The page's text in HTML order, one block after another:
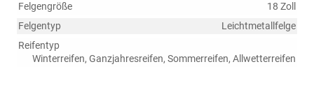
Felgengröße
18 Zoll
Felgentyp
Leichtmetallfelge
Reifentyp
Winterreifen, Ganzjahresreifen, Sommerreifen, Allwetterreifen